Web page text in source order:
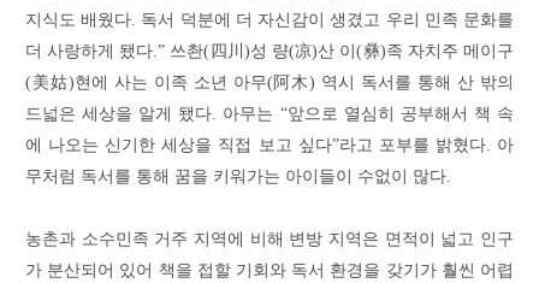
지식도 배웠다. 독서 덕분에 더 자신감이 생겼고 우리 민족 문화를
더 사랑하게 됐다.” 쓰촨(四川)성 량(凉)산 이(彝)족 자치주 메이구
(美姑)현에 사는 이족 소년 아무(阿木) 역시 독서를 통해 산 밖의
드넓은 세상을 알게 됐다. 아무는 “앞으로 열심히 공부해서 책 속
에 나오는 신기한 세상을 직접 보고 싶다”라고 포부를 밝혔다. 아
무처럼 독서를 통해 꿈을 키워가는 아이들이 수없이 많다.
농촌과 소수민족 거주 지역에 비해 변방 지역은 면적이 넓고 인구
가 분산되어 있어 책을 접할 기회와 독서 환경을 갖기가 훨씬 어렵